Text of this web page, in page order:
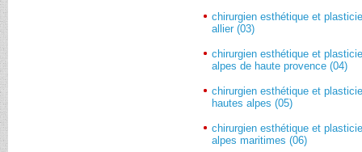
chirurgien esthétique et
allier (03)
chirurgien esthétique et
alpes de haute provence (04)
chirurgien esthétique et
hautes alpes (05)
chirurgien esthétique et
alpes maritimes (06)